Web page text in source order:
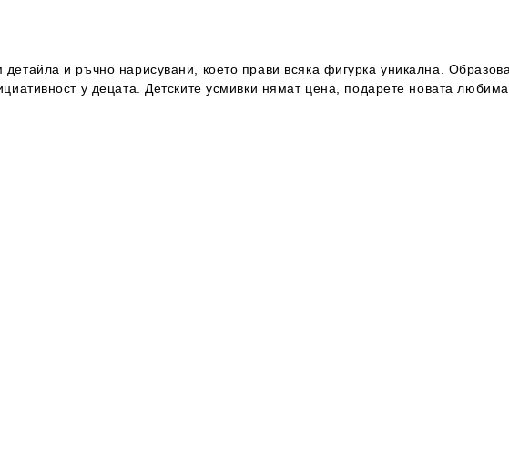
и ръчно нарисувани, което прави всяка фигурка уникална.
у децата. Детските усмивки нямат цена, подарете новата